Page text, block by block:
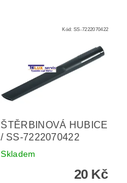
Kód:SS-7222070422
ŠTĚRBINOVÁ HUBICE
/ SS-7222070422
Skladem
20 Kč